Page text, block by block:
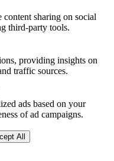
sharing on social
third-party tools.
providing insights on
traffic sources.
ads based on your
of ad campaigns.
All